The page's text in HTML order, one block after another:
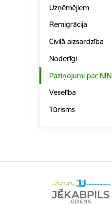
Uzņēmējiem
Remigrācija
Civilā aizsardzība
Noderīgi
Paziņojumi par NĪN
Veselība
Tūrisms